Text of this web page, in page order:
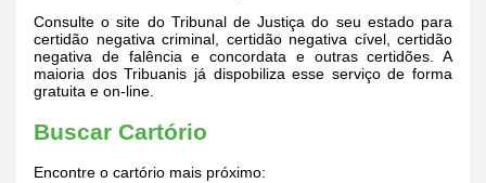
Consulte o site do Tribunal de Justiça do seu estado para
certidão negativa criminal, certidão negativa cível, certidão
negativa de falência e concordata e outras certidões. A
maioria dos Tribuanis já dispobiliza esse serviço de forma
gratuita e on-line.
Buscar Cartório
Encontre o cartório mais próximo: